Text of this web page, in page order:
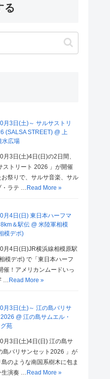
る
月3日(土)～ サルサストリ
(SALSA STREET) @ 上
水広場
月3日(土)4日(日)の2日間、
ストリート 2026 」が開催
祭りで、サルサ音楽、サル
・ラテ … Read More »
月4日(日) 東日本ハーフマ
＆駅伝 @ 米陸軍相模
模デポ)
月4日(日)JR横浜線相模原駅
模デポ) で「東日本ハーフ
催！アメリカンムードいっ
… Read More »
月3日(土)～ 江の島バリサ
@ 江の島サムエル・
苑
月3日(土)4日(日) 江の島サ
島バリサンセット2026 」が
のような南国系樹木に包ま
生演奏 … Read More »